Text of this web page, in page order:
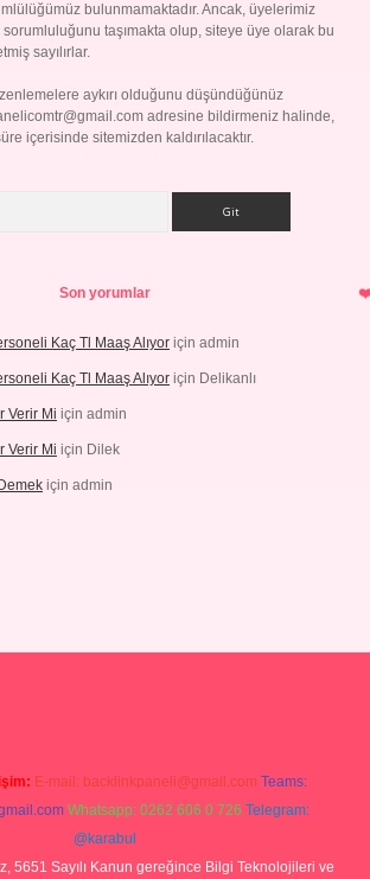
bulunmamaktadır. Ancak, üyelerimiz
sorumluluğunu taşımakta olup, siteye üye olarak bu
sayılırlar.
aykırı olduğunu düşündüğünüz
adresine bildirmeniz halinde,
içerisinde sitemizden kaldırılacaktır.
Son yorumlar
Kaç Tl Maaş Alıyor için admin
Kaç Tl Maaş Alıyor için Delikanlı
Verir Mi için admin
Verir Mi için Dilek
için admin
E-mail: backlinkpaneli@gmail.com Teams:
Whatsapp: 0262 606 0 726 Telegram:
@karabul
5651 Sayılı Kanun gereğince Bilgi Teknolojileri ve